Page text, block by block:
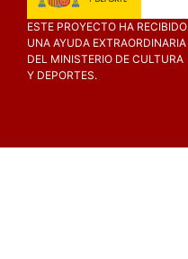
ESTE PROYECTO HA RECIBIDO
UNA AYUDA EXTRAORDINARIA
DEL MINISTERIO DE CULTURA
Y DEPORTES.